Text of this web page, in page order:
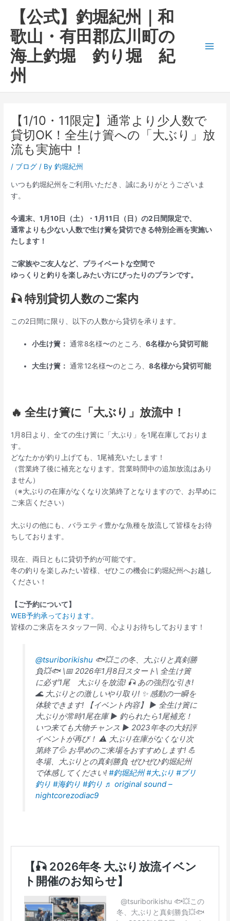
【公式】釣堀紀州｜和
歌山・有田郡広川町の
海上釣堀 釣り堀 紀
州
【1/10・11限定】通常より少人数で
貸切OK！全生け簀への「大ぶり」放
流も実施中！
/ ブログ / By釣堀紀州
いつも釣堀紀州をご利用いただき、誠にありがとうございま
す。
今週末、1月10日（土）・1月11日（日）の2日間限定で、
通常よりも少ない人数で生け簀を貸切できる特別企画を実施い
たします！
ご家族やご友人など、プライベートな空間で
ゆっくりと釣りを楽しみたい方にぴったりのプランです。
🎣 特別貸切人数のご案内
この2日間に限り、以下の人数から貸切を承ります。
小生け簀： 通常8名様〜のところ、6名様から貸切可能
大生け簀： 通常12名様〜のところ、8名様から貸切可能
🔥 全生け簀に「大ぶり」放流中！
1月8日より、全ての生け簀に「大ぶり」を1尾在庫しておりま
す。
どなたかが釣り上げても、1尾補充いたします！
（営業終了後に補充となります。営業時間中の追加放流はあり
ません）
（※大ぶりの在庫がなくなり次第終了となりますので、お早めに
ご来店ください）
大ぶりの他にも、バラエティ豊かな魚種を放流して皆様をお待
ちしております。
現在、両日ともに貸切予約が可能です。
冬の釣りを楽しみたい皆様、ぜひこの機会に釣堀紀州へお越し
ください！
【ご予約について】
WEB予約承っております。
皆様のご来店をスタッフ一同、心よりお待ちしております！
@tsuriborikishu🐟💥この冬、大ぶりと真剣勝
負💥🐟 \📅 2026年1月8日スタート\ 全生け簀
に必ず1尾 大ぶりを放流! 🎣 あの強烈な引き!
🌊 大ぶりとの激しいやり取り! ✨ 感動の一瞬を
体験できます! 【イベント内容】 ▶︎ 全生け簀に
大ぶりが常時1尾在庫 ▶︎ 釣られたら1尾補充！
いつ来ても大物チャンス ▶︎ 2023年冬の大好評
イベントが再び！ ⚠️ 大ぶり在庫がなくなり次
第終了💦 お早めのご来場をおすすめします! 💪
冬場、大ぶりとの真剣勝負 ぜひぜひ釣堀紀州
で体感してください! #釣堀紀州 #大ぶり #ブリ
釣り #海釣り #釣り ♬ original sound –
nightcorezodiac9